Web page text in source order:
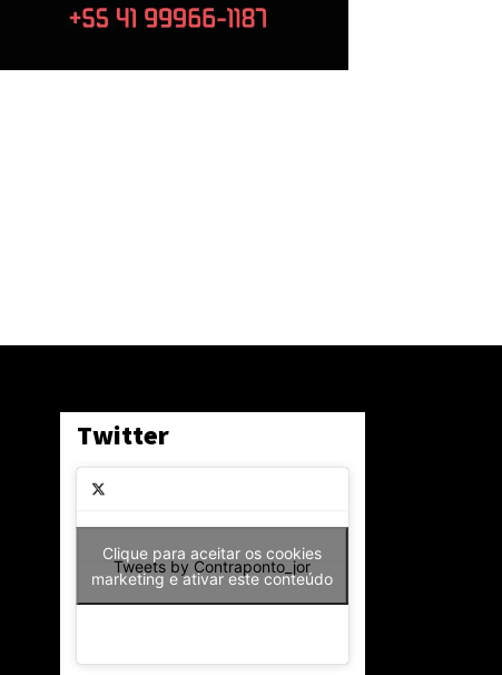
Twitter
Tweets by Contraponto_jor
Clique para aceitar os cookies
marketing e ativar este conteúdo